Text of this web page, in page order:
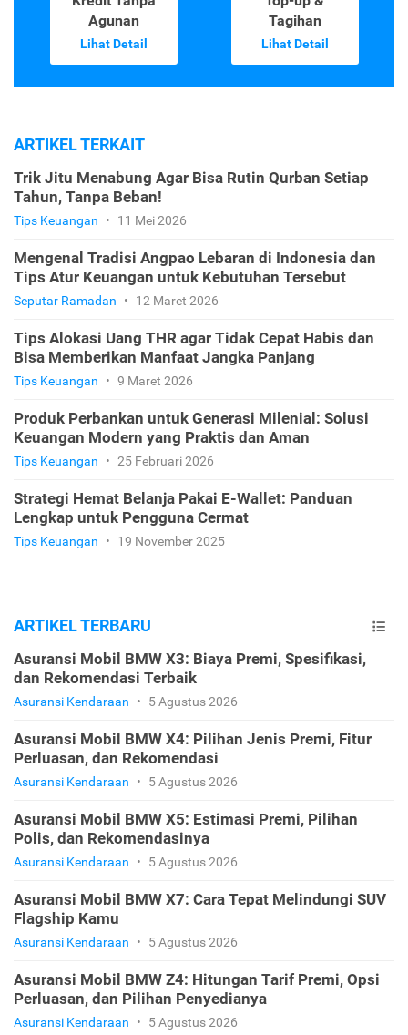
Agunan
Lihat Detail
Tagihan
Lihat Detail
ARTIKEL TERKAIT
Trik Jitu Menabung Agar Bisa Rutin Qurban Setiap
Tahun, Tanpa Beban!
Tips Keuangan • 11 Mei 2026
Mengenal Tradisi Angpao Lebaran di Indonesia dan
Tips Atur Keuangan untuk Kebutuhan Tersebut
Seputar Ramadan • 12 Maret 2026
Tips Alokasi Uang THR agar Tidak Cepat Habis dan
Bisa Memberikan Manfaat Jangka Panjang
Tips Keuangan • 9 Maret 2026
Produk Perbankan untuk Generasi Milenial: Solusi
Keuangan Modern yang Praktis dan Aman
Tips Keuangan • 25 Februari 2026
Strategi Hemat Belanja Pakai E-Wallet: Panduan
Lengkap untuk Pengguna Cermat
Tips Keuangan • 19 November 2025
ARTIKEL TERBARU
Asuransi Mobil BMW X3: Biaya Premi, Spesifikasi,
dan Rekomendasi Terbaik
Asuransi Kendaraan • 5 Agustus 2026
Asuransi Mobil BMW X4: Pilihan Jenis Premi, Fitur
Perluasan, dan Rekomendasi
Asuransi Kendaraan • 5 Agustus 2026
Asuransi Mobil BMW X5: Estimasi Premi, Pilihan
Polis, dan Rekomendasinya
Asuransi Kendaraan • 5 Agustus 2026
Asuransi Mobil BMW X7: Cara Tepat Melindungi SUV
Flagship Kamu
Asuransi Kendaraan • 5 Agustus 2026
Asuransi Mobil BMW Z4: Hitungan Tarif Premi, Opsi
Perluasan, dan Pilihan Penyedianya
Asuransi Kendaraan • 5 Agustus 2026